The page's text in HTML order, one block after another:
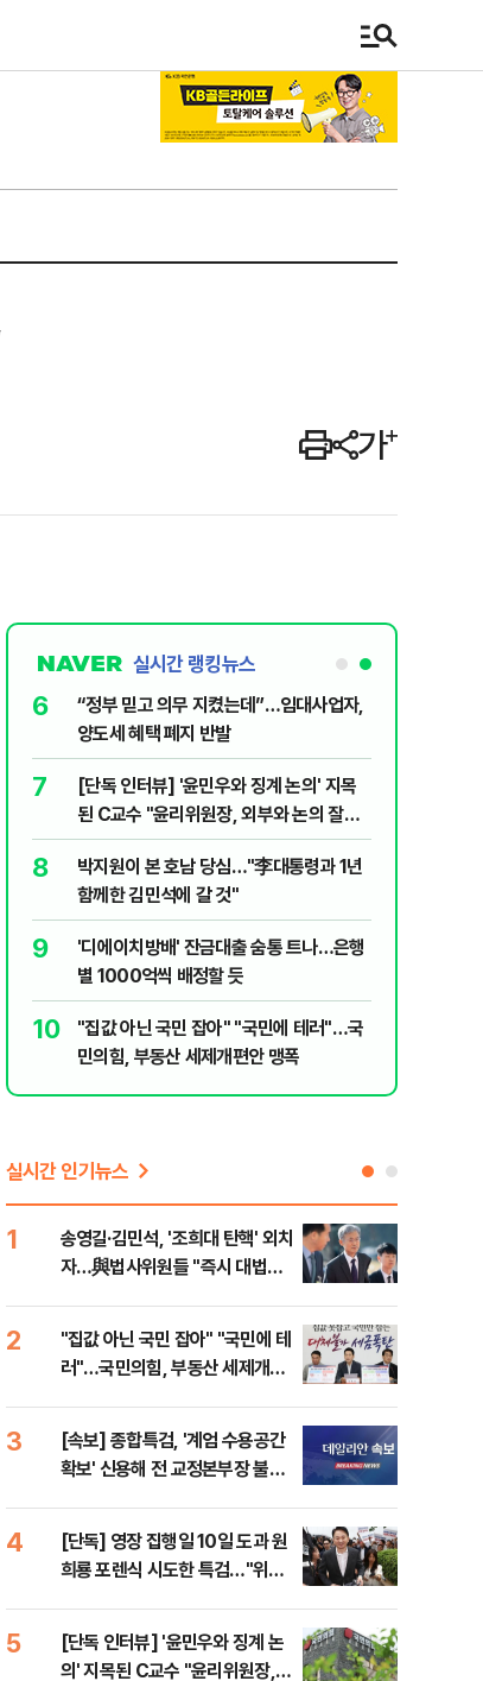
실시간 랭킹뉴스
,
6
“정부 믿고 의무 지켰는데”…임대사업자,
양도세 혜택 폐지 반발
7
[단독 인터뷰] '윤민우와 징계 논의' 지목
된 C교수 "윤리위원장, 외부와 논의 잘못
된 행위"
8
박지원이 본 호남 당심…"李대통령과 1년
함께한 김민석에 갈 것"
9
'디에이치방배' 잔금대출 숨통 트나…은행
별 1000억씩 배정할 듯
10
"집값 아닌 국민 잡아" "국민에 테러"…국
민의힘, 부동산 세제개편안 맹폭
실시간 인기뉴스
1
송영길·김민석, '조희대 탄핵' 외치
자…與법사위원들 "즉시 대법관
2
"집값 아닌 국민 잡아" "국민에 테
러"…국민의힘, 부동산 세제개편
3
[속보] 종합특검, '계엄 수용공간
확보' 신용해 전 교정본부장 불구
4
[단독] 영장 집행일 10일 도과 원
희룡 포렌식 시도한 특검…"위법
5
[단독 인터뷰] '윤민우와 징계 논
의' 지목된 C교수 "윤리위원장,